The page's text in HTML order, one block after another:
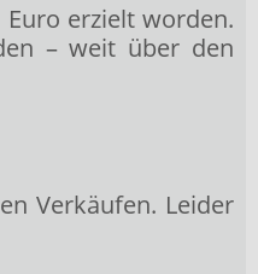
erzielt worden.
– weit über den
Verkäufen. Leider